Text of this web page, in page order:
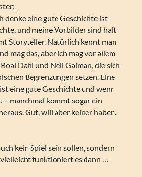
denke eine gute Geschichte ist
und meine Vorbilder sind halt
Storyteller. Natürlich kennt man
mag das, aber ich mag vor allem
Dahl und Neil Gaiman, die sich
Begrenzungen setzen. Eine
eine gute Geschichte und wenn
manchmal kommt sogar ein
Gut, will aber keiner haben.
kein Spiel sein sollen, sondern
vielleicht funktioniert es dann …